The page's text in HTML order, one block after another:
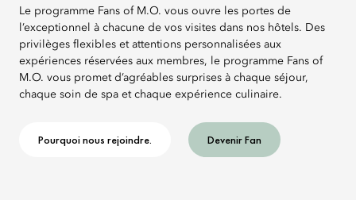
Le programme Fans of M.O. vous ouvre les portes de
l’exceptionnel à chacune de vos visites dans nos hôtels. Des
privilèges flexibles et attentions personnalisées aux
expériences réservées aux membres, le programme Fans of
M.O. vous promet d’agréables surprises à chaque séjour,
chaque soin de spa et chaque expérience culinaire.
Pourquoi nous rejoindre. Devenir Fan